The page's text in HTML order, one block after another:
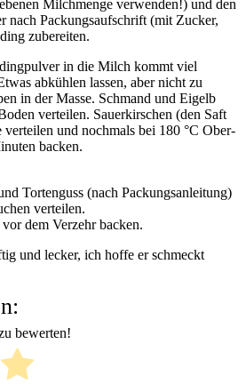
Milchmenge verwenden!) und den
nach Packungsaufschrift (mit Zucker,
zubereiten.
in die Milch kommt viel
abkühlen lassen, aber nicht zu
in der Masse. Schmand und Eigelb
verteilen. Sauerkirschen (den Saft
und nochmals bei 180 °C Ober-
backen.
Tortenguss (nach Packungsanleitung)
verteilen.
dem Verzehr backen.
und lecker, ich hoffe er schmeckt
bewerten!